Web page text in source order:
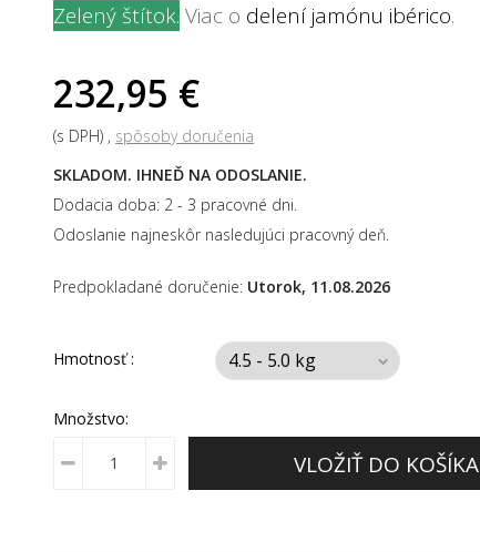
Zelený štítok. Viac o delení jamónu ibérico.
232,95 €
(s DPH)
spôsoby doručenia
SKLADOM. IHNEĎ NA ODOSLANIE.
Dodacia doba: 2 - 3 pracovné dni.
Odoslanie najneskôr nasledujúci pracovný deň.
Predpokladané doručenie: Utorok, 11.08.2026
Hmotnosť :
Množstvo:
VLOŽIŤ DO KOŠÍKA